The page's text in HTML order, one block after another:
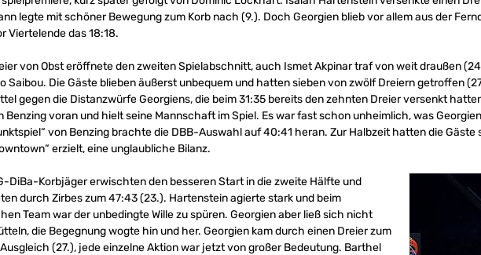
legte mit schöner Bewegung zum Korb nach (9.). Doch Georgien blieb vor allem aus der
Viertelende das 18:18.
von Obst eröffnete den zweiten Spielabschnitt, auch Ismet Akpinar traf von weit draußen
Saibou. Die Gäste blieben äußerst unbequem und hatten sieben von zwölf Dreiern getroffen
gegen die Distanzwürfe Georgiens, die beim 31:35 bereits den zehnten Dreier versenkt
Benzing voran und hielt seine Mannschaft im Spiel. Es war fast schon unheimlich, was
von Benzing brachte die DBB-Auswahl auf 40:41 heran. Zur Halbzeit hatten die
erzielt, eine unglaubliche Bilanz.
DiBa-Korbjäger erwischten den besseren Start in die zweite Hälfte und
durch Zirbes zum 47:43 (23.). Hartenstein agierte stark und beim
Team war der unbedingte Wille zu spüren. Georgien aber ließ sich nicht
die Begegnung wogte hin und her. Georgien kam durch einen Dreier zum
(27.), jede einzelne Aktion war jetzt von großer Bedeutung. Barthel